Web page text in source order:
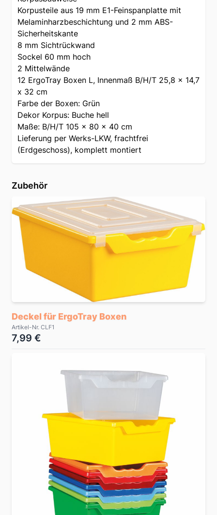
Korpusteile aus 19 mm E1-Feinspanplatte mit
Melaminharzbeschichtung und 2 mm ABS-
Sicherheitskante
8 mm Sichtrückwand
Sockel 60 mm hoch
2 Mittelwände
12 ErgoTray Boxen L, Innenmaß B/H/T 25,8 x 14,7
x 32 cm
Farbe der Boxen: Grün
Dekor Korpus: Buche hell
Maße: B/H/T 105 x 80 x 40 cm
Lieferung per Werks-LKW, frachtfrei
(Erdgeschoss), komplett montiert
Zubehör
Deckel für ErgoTray Boxen
Artikel-Nr. CLF1
7,99 €